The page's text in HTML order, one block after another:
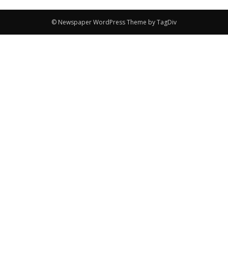
© Newspaper WordPress Theme by TagDiv